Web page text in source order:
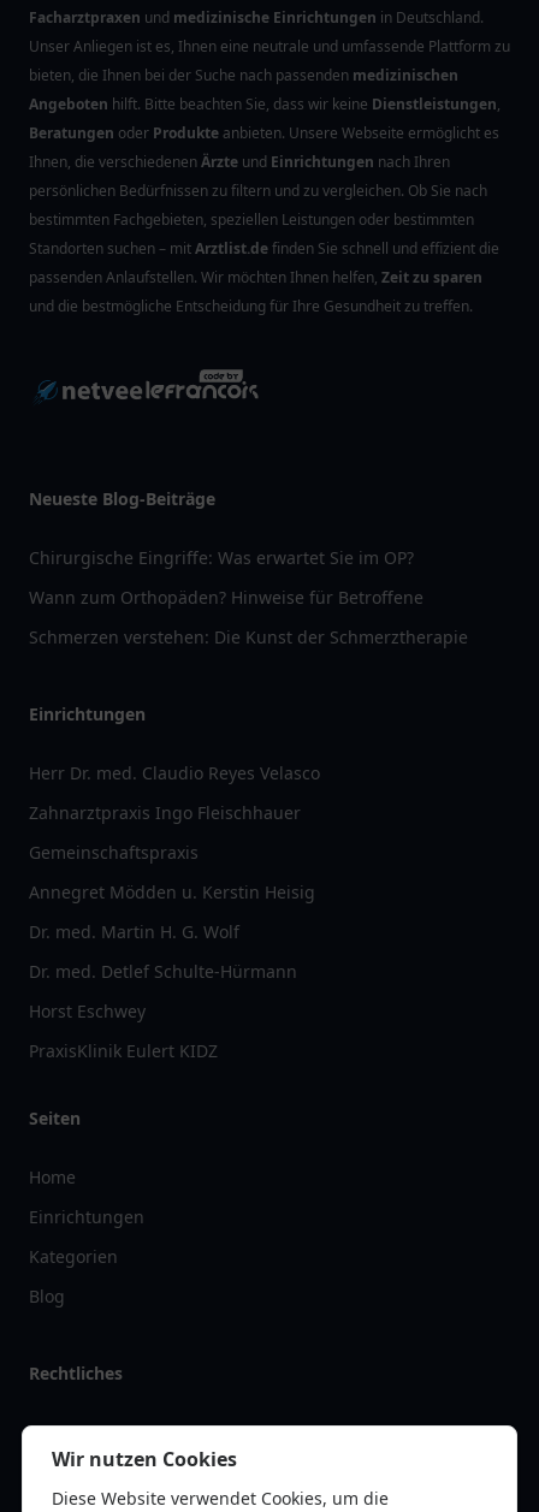
Facharztpraxen und medizinische Einrichtungen in Deutschland.
Unser Anliegen ist es, Ihnen eine neutrale und umfassende Plattform zu
bieten, die Ihnen bei der Suche nach passenden medizinischen
Angeboten hilft. Bitte beachten Sie, dass wir keine Dienstleistungen,
Beratungen oder Produkte anbieten. Unsere Webseite ermöglicht es
Ihnen, die verschiedenenÄrzte und Einrichtungen nach Ihren
persönlichen Bedürfnissen zu filtern und zu vergleichen. Ob Sie nach
bestimmten Fachgebieten, speziellen Leistungen oder bestimmten
Standorten suchen – mitArztlist.definden Sie schnell und effizient die
passenden Anlaufstellen. Wir möchten Ihnen helfen, Zeit zu sparen
und die bestmögliche Entscheidung für Ihre Gesundheit zu treffen.
Neueste Blog-Beiträge
Chirurgische Eingriffe: Was erwartet Sie im OP?
Wann zum Orthopäden? Hinweise für Betroffene
Schmerzen verstehen: Die Kunst der Schmerztherapie
Einrichtungen
Herr Dr. med. Claudio Reyes Velasco
Zahnarztpraxis Ingo Fleischhauer
Gemeinschaftspraxis
Annegret Mödden u. Kerstin Heisig
Dr. med. Martin H. G. Wolf
Dr. med. Detlef Schulte-Hürmann
Horst Eschwey
PraxisKlinik Eulert KIDZ
Seiten
Home
Einrichtungen
Kategorien
Blog
Rechtliches
Impressum
Datenschutz
Wir nutzen Cookies
Diese Website verwendet Cookies, um die